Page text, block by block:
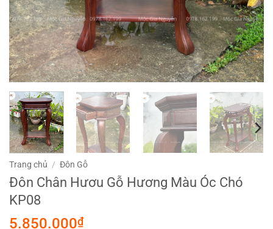
Trang chủ / Đôn Gỗ
Đôn Chân Hươu Gỗ Hương Màu Óc Chó
KP08
5.850.000₫